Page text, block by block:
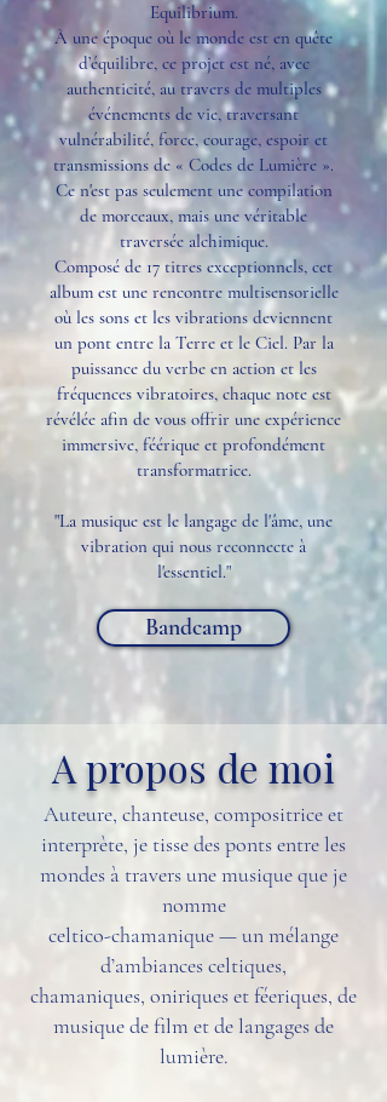
Equilibrium.
À une époque où le monde est en quête
d’équilibre, ce projet est né, avec
authenticité, au travers de multiples
événements de vie, traversant
vulnérabilité, force, courage, espoir et
transmissions de « Codes de Lumière ».
Ce n'est pas seulement une compilation
de morceaux, mais une véritable
traversée alchimique.
Composé de 17 titres exceptionnels, cet
album est une rencontre multisensorielle
où les sons et les vibrations deviennent
un pont entre la Terre et le Ciel. Par la
puissance du verbe en action et les
fréquences vibratoires, chaque note est
révélée afin de vous offrir une expérience
immersive, féérique et profondément
transformatrice.
"La musique est le langage de l'âme, une
vibration qui nous reconnecte à
l'essentiel."
Bandcamp
A propos de moi
Auteure, chanteuse, compositrice et
interprète, je tisse des ponts entre les
mondes à travers une musique que je
nomme
celtico-chamanique — un mélange
d’ambiances celtiques,
chamaniques, oniriques et féeriques, de
musique de film et de langages de
lumière.